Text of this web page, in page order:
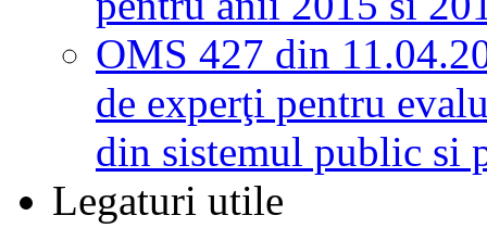
OMS 427 din
de experţi pentru
din sistemul public si
Legaturi utile